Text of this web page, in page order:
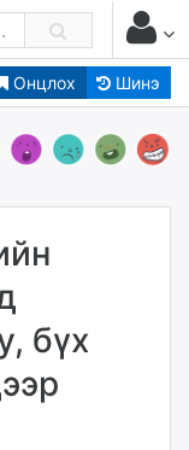
Онцлох Шинэ
бүх